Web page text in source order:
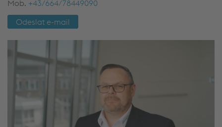
Mob. +43/664/78449090
Odeslat e-mail